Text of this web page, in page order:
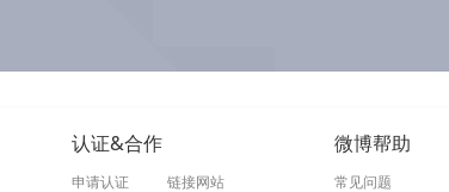
认证&合作
申请认证 链接网站
微博帮助
常见问题